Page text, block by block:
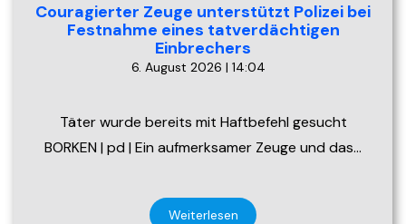
Couragierter Zeuge unterstützt Polizei bei
Festnahme eines tatverdächtigen
Einbrechers
6. August 2026 | 14:04
Täter wurde bereits mit Haftbefehl gesucht
BORKEN | pd | Ein aufmerksamer Zeuge und das…
Weiterlesen